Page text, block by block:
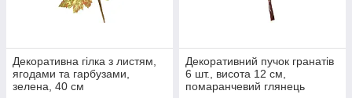
Декоративна гілка з листям,
ягодами та гарбузами,
зелена, 40 см
Декоративний пучок гранатів
6 шт., висота 12 см,
помаранчевий глянець